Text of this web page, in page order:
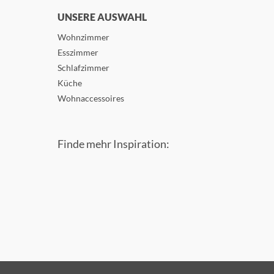
UNSERE AUSWAHL
Wohnzimmer
Esszimmer
Schlafzimmer
Küche
Wohnaccessoires
Finde mehr Inspiration: